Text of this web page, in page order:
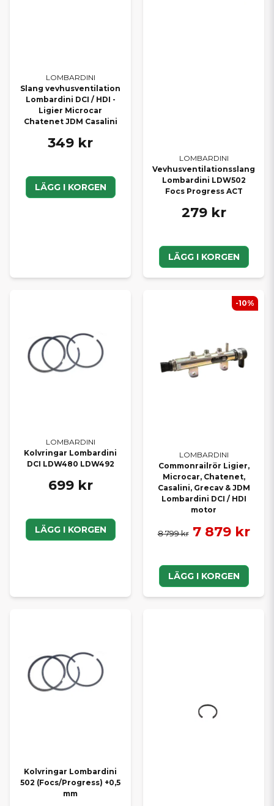
LOMBARDINI
Slang vevhusventilation
Lombardini DCI / HDI -
Ligier Microcar
Chatenet JDM Casalini
349 kr
LÄGG I KORGEN
LOMBARDINI
Vevhusventilationsslang
Lombardini LDW502
Focs Progress ACT
279 kr
LÄGG I KORGEN
LOMBARDINI
Kolvringar Lombardini
DCI LDW480 LDW492
699 kr
LÄGG I KORGEN
LOMBARDINI
Commonrailrör Ligier,
Microcar, Chatenet,
Casalini, Grecav & JDM
Lombardini DCI / HDI
motor
8 799 kr 7 879 kr
LÄGG I KORGEN
-10%
Kolvringar Lombardini
502 (Focs/Progress) +0,5
mm